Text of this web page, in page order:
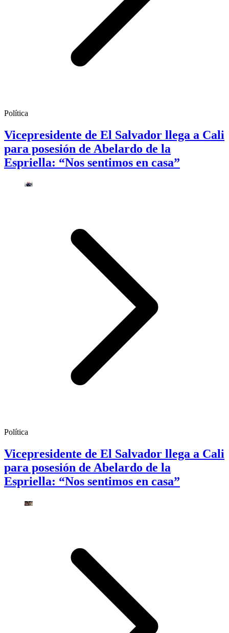
Política
Vicepresidente de El Salvador llega a Cali
para posesión de Abelardo de la
Espriella: “Nos sentimos en casa”
Política
Vicepresidente de El Salvador llega a Cali
para posesión de Abelardo de la
Espriella: “Nos sentimos en casa”